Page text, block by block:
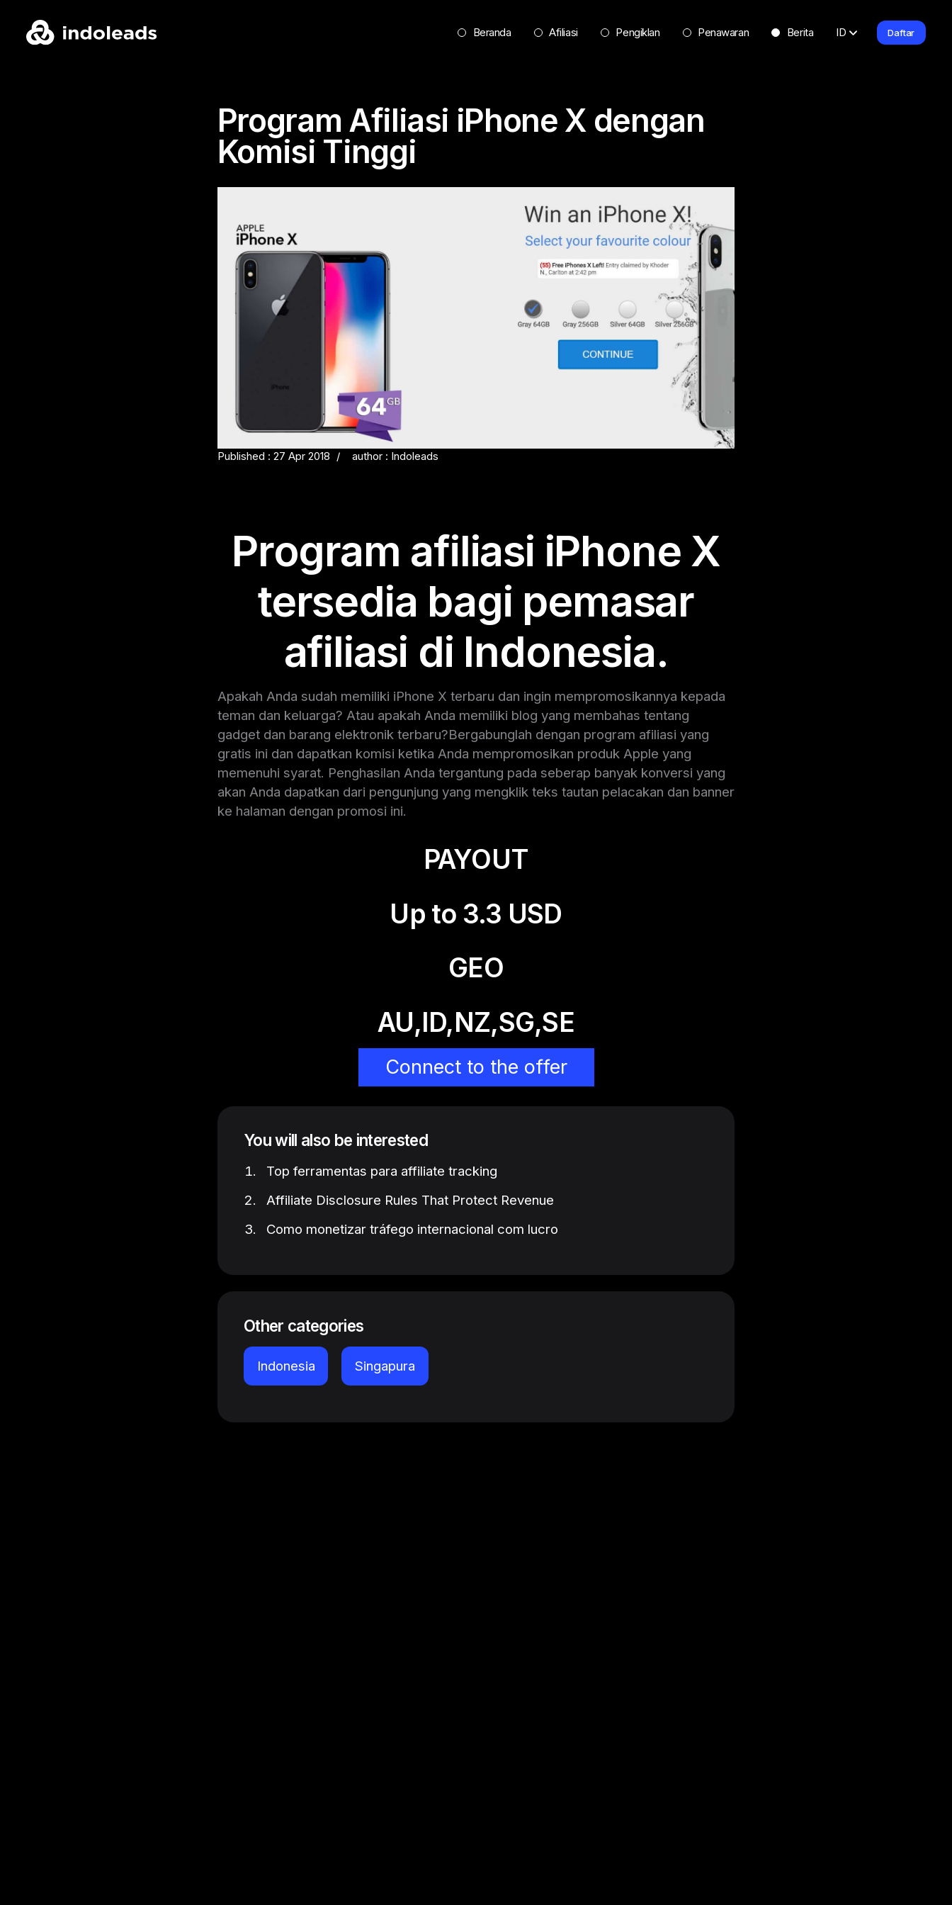
Beranda Afiliasi Pengiklan Penawaran Berita ID Daftar
Program Afiliasi iPhone X dengan
Komisi Tinggi
Published : 27 Apr 2018 author : Indoleads
Program afiliasi iPhone X
tersedia bagi pemasar
afiliasi di Indonesia.
Apakah Anda sudah memiliki iPhone X terbaru dan ingin mempromosikannya kepada
teman dan keluarga? Atau apakah Anda memiliki blog yang membahas tentang
gadget dan barang elektronik terbaru?Bergabunglah dengan program afiliasi yang
gratis ini dan dapatkan komisi ketika Anda mempromosikan produk Apple yang
memenuhi syarat. Penghasilan Anda tergantung pada seberap banyak konversi yang
akan Anda dapatkan dari pengunjung yang mengklik teks tautan pelacakan dan banner
ke halaman dengan promosi ini.
PAYOUT
Up to 3.3 USD
GEO
AU,ID,NZ,SG,SE
Connect to the offer
You will also be interested
Top ferramentas para affiliate tracking
Affiliate Disclosure Rules That Protect Revenue
Como monetizar tráfego internacional com lucro
Other categories
Indonesia Singapura